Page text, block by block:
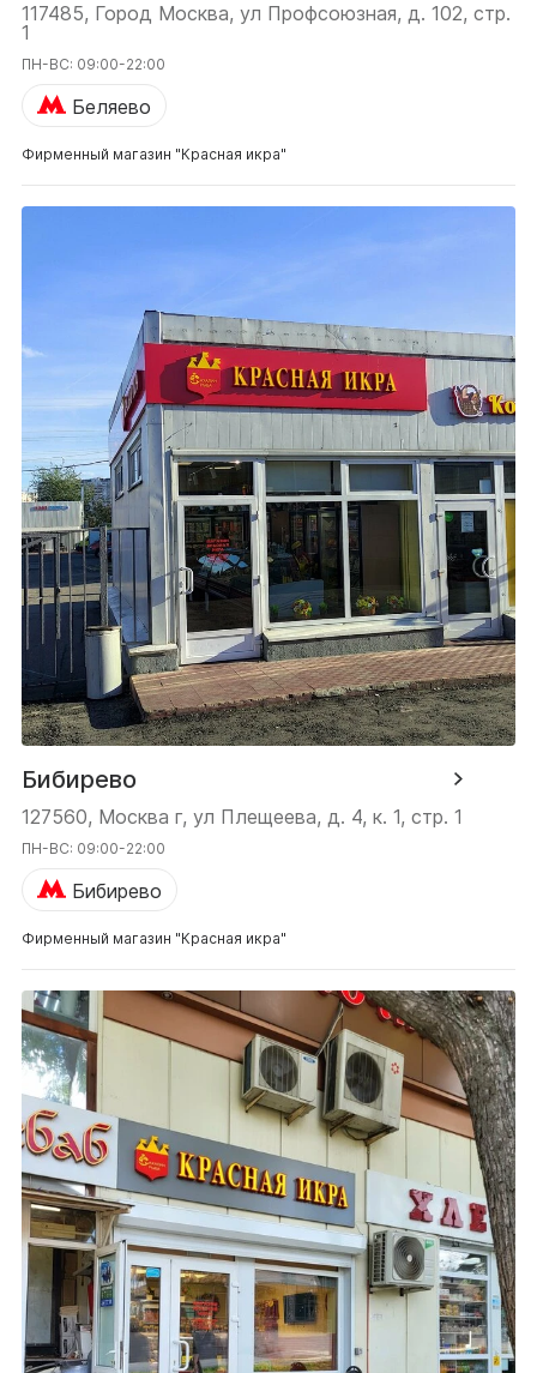
117485, Город Москва, ул Профсоюзная, д. 102, стр.
1
ПН-ВС: 09:00-22:00
Беляево
Фирменный магазин "Красная икра"
Бибирево
127560, Москва г, ул Плещеева, д. 4, к. 1, стр. 1
ПН-ВС: 09:00-22:00
Бибирево
Фирменный магазин "Красная икра"